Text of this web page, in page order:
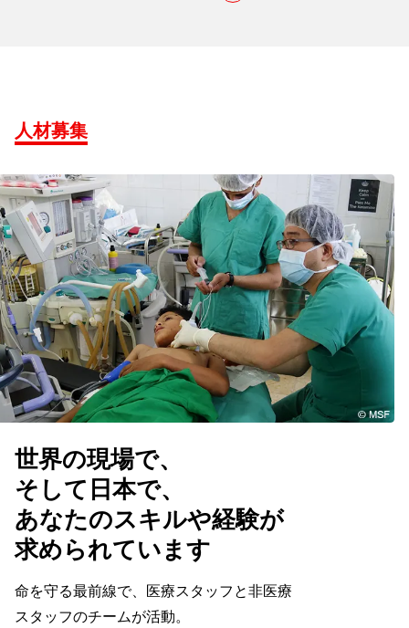
人材募集
世界の現場で、
そして日本で、
あなたのスキルや経験が
求められています
命を守る最前線で、医療スタッフと非医療
スタッフのチームが活動。